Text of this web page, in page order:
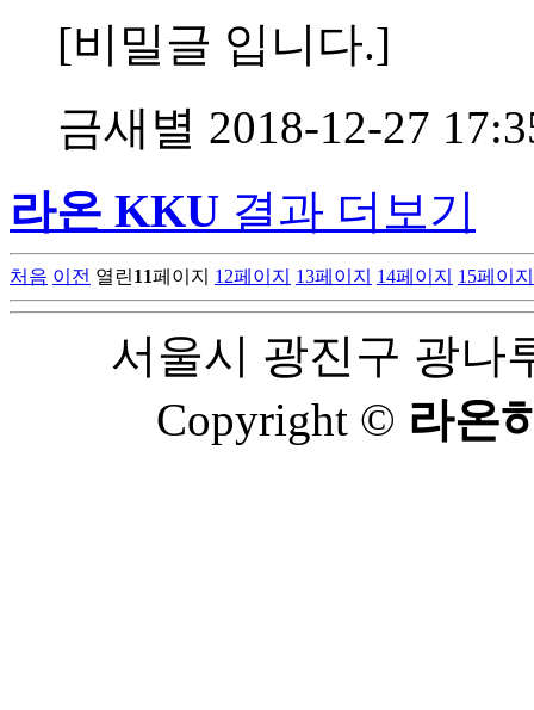
[비밀글 입니다.]
금새별 2018-12-27
라온 KKU 결과 더보기
처음 이전 열린11페이지 12페이지 13페이지 14페이지 15페이지
서울시 광진구 광나
Copyright © 라온